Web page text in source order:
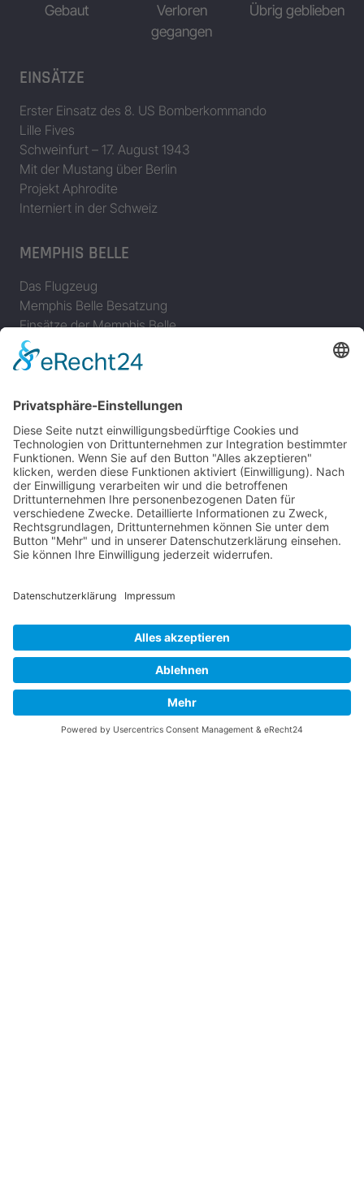
Gebaut
Verloren
gegangen
Übrig geblieben
EINSÄTZE
Erster Einsatz des 8. US Bomberkommando
Lille Fives
Schweinfurt – 17. August 1943
Mit der Mustang über Berlin
Projekt Aphrodite
Interniert in der Schweiz
MEMPHIS BELLE
Das Flugzeug
Memphis Belle Besatzung
Einsätze der Memphis Belle
Memphis Belle – Original Dokumentation
Der Film (1990)
JAGDFLUGZEUGE
Bomber-Geleitschutz
Tuskeegee Airmen
Focke Wulf FW 190
Messerschmitt Bf 109
Messerschmitt Me 163
Messerschmitt Me 262
P-47 Thunderbolt
INFO
Über diese B-17 Webseite
Kontakt
Impressum